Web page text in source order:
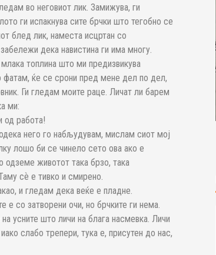
во неговиот лик. Замижува, ги
ги испакнува сите брчки што тегобно се
блед лик, наместа исцртан со
дека навистина ги има многу.
топлина што ми предизвикува
фатам, ќе се срони пред мене дел по дел,
Ги гледам моите раце. Личат ли барем
ми:
од работа!
него го набљудувам, мислам сиот мој
лошо би се чинело сето ова ако е
животот така брзо, така
сѐ е тивко и смирено.
и гледам дека веќе е пладне.
е со затворени очи, но брчките ги нема.
усните што личи на блага насмевка. Личи
слабо трепери, тука е, присутен до нас,